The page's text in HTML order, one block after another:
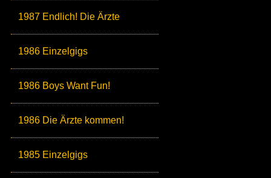
1987 Endlich! Die Ärzte
1986 Einzelgigs
1986 Boys Want Fun!
1986 Die Ärzte kommen!
1985 Einzelgigs